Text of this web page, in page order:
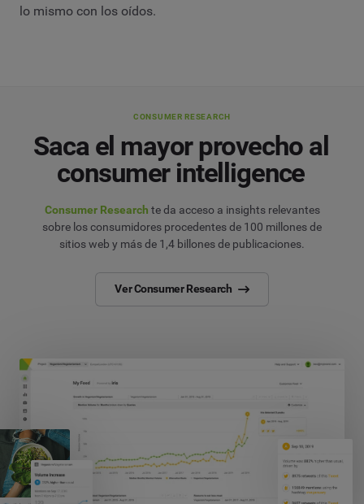
lo mismo con los oídos.
CONSUMER RESEARCH
Saca el mayor provecho al
consumer intelligence
Consumer Research te da acceso a insights relevantes
sobre los consumidores procedentes de 100 millones de
sitios web y más de 1,4 billones de publicaciones.
Ver Consumer Research